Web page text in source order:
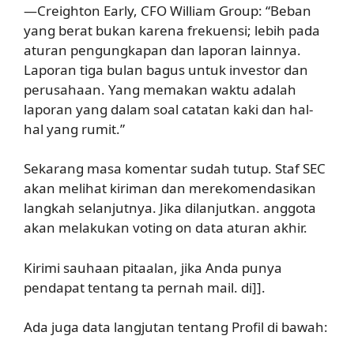
—Creighton Early, CFO William Group: “Beban
yang berat bukan karena frekuensi; lebih pada
aturan pengungkapan dan laporan lainnya.
Laporan tiga bulan bagus untuk investor dan
perusahaan. Yang memakan waktu adalah
laporan yang dalam soal catatan kaki dan hal-
hal yang rumit.”
Sekarang masa komentar sudah tutup. Staf SEC
akan melihat kiriman dan merekomendasikan
langkah selanjutnya. Jika dilanjutkan. anggota
akan melakukan voting on data aturan akhir.
Kirimi sauhaan pitaalan, jika Anda punya
pendapat tentang ta pernah mail. di]].
Ada juga data langjutan tentang Profil di bawah: